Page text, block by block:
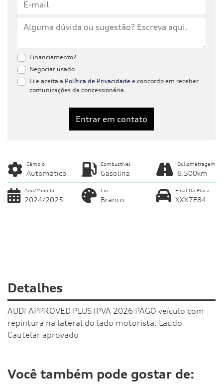
Financiamento?
Negociar usado
Li e aceita a Política de Privacidade e concordo em receber
comunicações da concessionária.
Entrar em contato
Câmbio
Automático
Combustível
Gasolina
Quilometragem
6.500km
Ano/Modelo
2024/2025
Cor
Branco
Final Da Placa
XXX7F84
Detalhes
AUDI APPROVED PLUS IPVA 2026 PAGO veículo com
repintura na lateral do lado motorista. Laudo
Cautelar aprovado
Você também pode gostar de: